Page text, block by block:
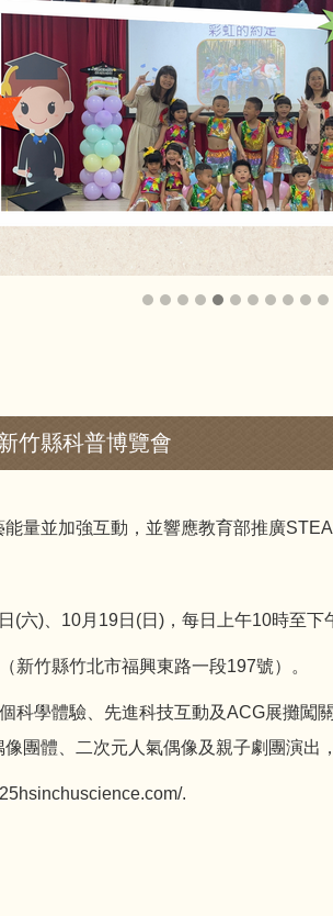
竹縣科普博覽會
量並加強互動，並響應教育部推廣
(六)、10月19日(日)，每日上午10時至下
新竹縣竹北市福興東路一段197號）。
科學體驗、先進科技互動及ACG展攤
團體、二次元人氣偶像及親子劇團演出
.